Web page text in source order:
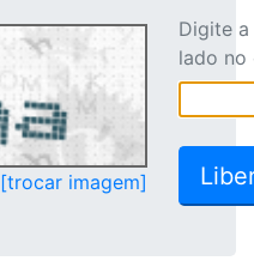
[trocar imagem]
Digite
lado no